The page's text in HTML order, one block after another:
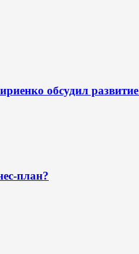
обсудил развитие
план?